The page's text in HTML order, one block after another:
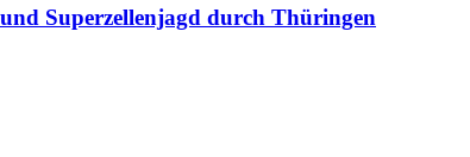
Superzellenjagd durch Thüringen